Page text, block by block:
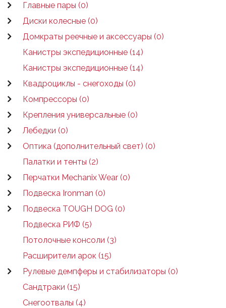
Главные пары (0)
Диски колесные (0)
Домкраты реечные и аксессуары (0)
Канистры экспедиционные (14)
Канистры экспедиционные (14)
Квадроциклы - снегоходы (0)
Компрессоры (0)
Крепления универсальные (0)
Лебедки (0)
Оптика (дополнительный свет) (0)
Палатки и тенты (2)
Перчатки Mechanix Wear (0)
Подвеска Ironman (0)
Подвеска TOUGH DOG (0)
Подвеска РИФ (5)
Потолочные консоли (3)
Расширители арок (15)
Рулевые демпферы и стабилизаторы (0)
Сандтраки (15)
Снегоотвалы (4)